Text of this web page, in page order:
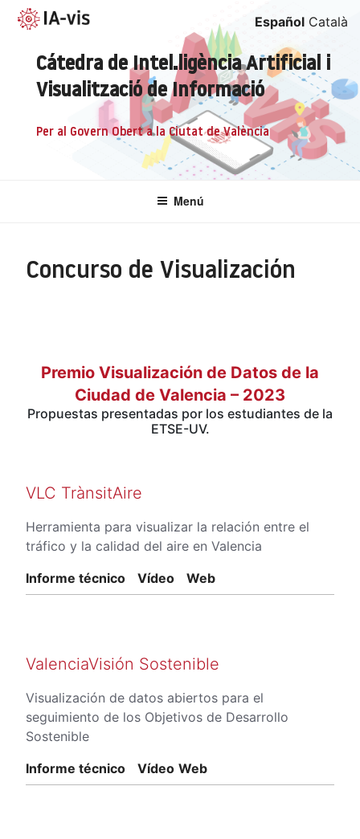
Saltar
Cátedra de Intel.ligència Artificial i
Visualització de Informació
per al Govern Obert a la Ciutat de València
Menú
Concurso de Visualización
Premio Visualización de Datos de la
Ciudad de Valencia – 2023
Propuestas presentadas por los estudiantes de la
ETSE-UV.
VLC TrànsitAire
Herramienta para visualizar la relación entre el
tráfico y la calidad del aire en Valencia
Informe técnico
Vídeo Web
ValenciaVisión Sostenible
Visualización de datos abiertos para el
seguimiento de los Objetivos de Desarrollo
Sostenible
Informe técnico
Vídeo Web
Español Català